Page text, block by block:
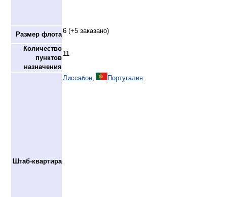
Размер флота6 (+5 заказано)
Количество
пунктов
назначения
11
Штаб-квартира
Лиссабон, Португалия